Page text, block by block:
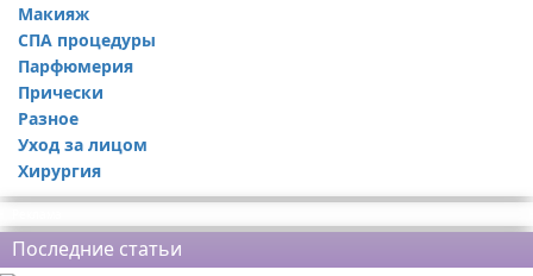
Макияж
СПА процедуры
Парфюмерия
Прически
Разное
Уход за лицом
Хирургия
Последние статьи